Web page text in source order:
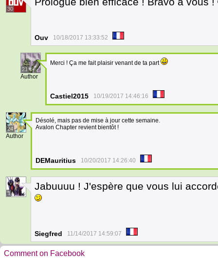
30
Ouv 10/18/2017 13:33:52
21
Author
Merci ! Ça me fait plaisir venant de ta part
Castiel2015 10/19/2017 14:46:16
24
Author
Désolé, mais pas de mise à jour cette semaine.
Avalon Chapter revient bientôt !
DEMauritius 10/20/2017 14:26:40
3
Jabuuuu ! J'espère que vous lui
Siegfred 11/14/2017 14:59:07
Comment on Facebook